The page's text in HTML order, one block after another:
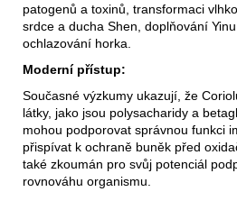
patogenů a toxinů, transformaci
srdce a ducha Shen, doplňování
ochlazování horka.
Moderní přístup:
Současné výzkumy ukazují, že
látky, jako jsou polysacharidy a
mohou podporovat správnou funkci
přispívat k ochraně buněk před
také zkoumán pro svůj potenciál
rovnováhu organismu.